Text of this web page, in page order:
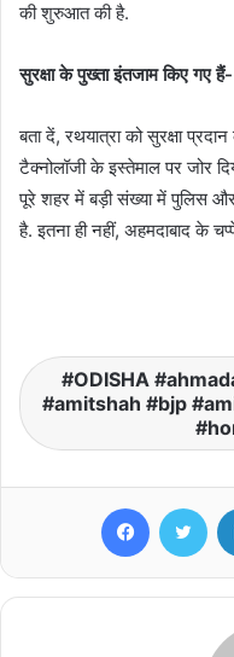
की शुरुआत की है.
सुरक्षा के पुख्ता इंतजाम किए गए हैं-
बता दें, रथयात्रा को सुरक्षा
टैक्नोलॉजी के इस्तेमाल पर जोर
पूरे शहर में बड़ी संख्या में पुलिस
है. इतना ही नहीं, अहमदाबाद के
ODISHA
#amitshah #bjp
Facebook